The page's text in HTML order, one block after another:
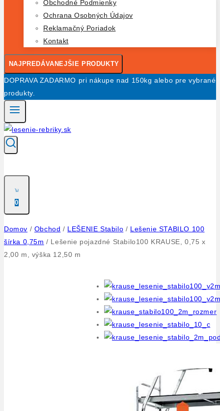
Obchodné Podmienky
Ochrana Osobných Údajov
Reklamačný Poriadok
Kontakt
NAJPREDÁVANEJŠIE PRODUKTY
DOPRAVA ZADARMO pri nákupe nad 150kg alebo pre vybrané
produkty.
0
Domov / Obchod / LEŠENIE Stabilo / Lešenie STABILO 100
šírka 0,75m / Lešenie pojazdné Stabilo100 KRAUSE, 0,75 x
2,00 m, výška 12,50 m